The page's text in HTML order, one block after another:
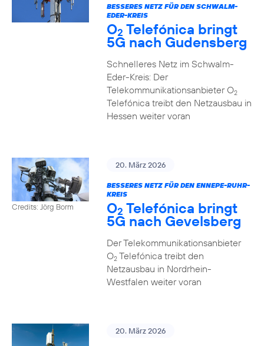
BESSERES NETZ FÜR DEN SCHWALM-
EDER-KREIS
O2 Telefónica bringt
5G nach Gudensberg
Schnelleres Netz im Schwalm-
Eder-Kreis: Der
Telekommunikationsanbieter O2
Telefónica treibt den Netzausbau in
Hessen weiter voran
Credits: Jörg Borm
20. März 2026
BESSERES NETZ FÜR DEN ENNEPE-RUHR-
KREIS
O2 Telefónica bringt
5G nach Gevelsberg
Der Telekommunikationsanbieter
O2Telefónica treibt den
Netzausbau in Nordrhein-
Westfalen weiter voran
20. März 2026